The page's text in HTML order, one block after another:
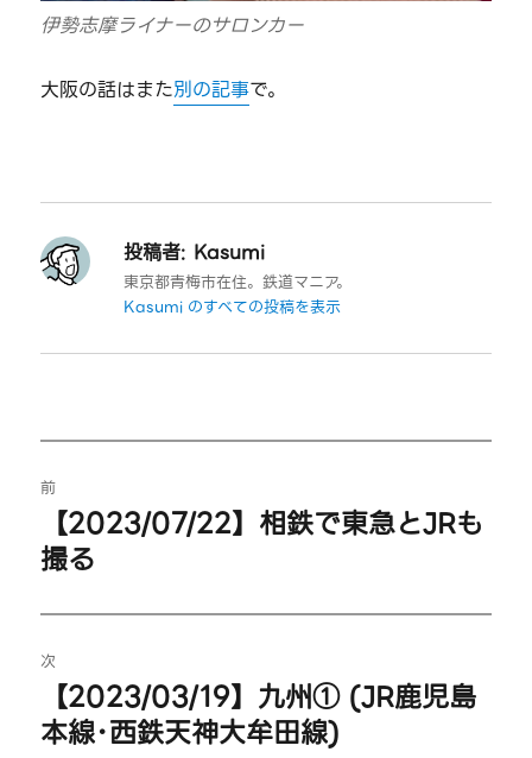
伊勢志摩ライナーのサロンカー
大阪の話はまた別の記事で。
投稿者: Kasumi
東京都青梅市在住。鉄道マニア。
Kasumi のすべての投稿を表示
稿
ナ
ビ
ゲ
ー
前
去
投
稿:
【2023/07/22】相鉄で東急とJRも
撮る
次
の
【2023/03/19】九州① (JR鹿児島
本線･西鉄天神大牟田線)